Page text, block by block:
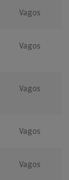
Vagos
Vagos
Vagos
Vagos
Vagos